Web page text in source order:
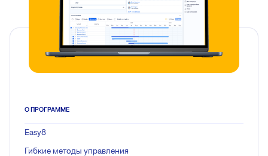
О ПРОГРАММЕ
Easy8
Гибкие методы управления